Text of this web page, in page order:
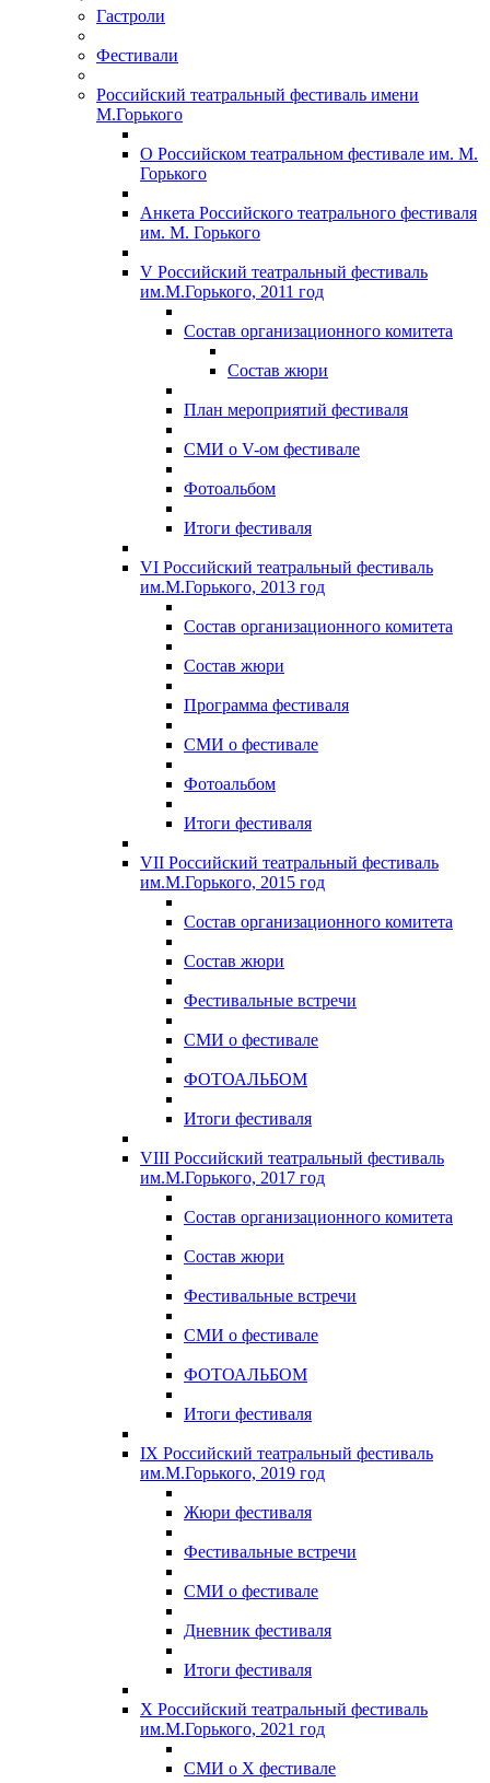
Гастроли
Фестивали
Российский театральный фестиваль имени
М.Горького
О Российском театральном фестивале им. М.
Горького
Анкета Российского театрального фестиваля
им. М. Горького
V Российский театральный фестиваль
им.М.Горького, 2011 год
Состав организационного комитета
Состав жюри
План мероприятий фестиваля
СМИ о V-ом фестивале
Фотоальбом
Итоги фестиваля
VI Российский театральный фестиваль
им.М.Горького, 2013 год
Состав организационного комитета
Состав жюри
Программа фестиваля
СМИ о фестивале
Фотоальбом
Итоги фестиваля
VII Российский театральный фестиваль
им.М.Горького, 2015 год
Состав организационного комитета
Состав жюри
Фестивальные встречи
СМИ о фестивале
ФОТОАЛЬБОМ
Итоги фестиваля
VIII Российский театральный фестиваль
им.М.Горького, 2017 год
Состав организационного комитета
Состав жюри
Фестивальные встречи
СМИ о фестивале
ФОТОАЛЬБОМ
Итоги фестиваля
IX Российский театральный фестиваль
им.М.Горького, 2019 год
Жюри фестиваля
Фестивальные встречи
СМИ о фестивале
Дневник фестиваля
Итоги фестиваля
X Российский театральный фестиваль
им.М.Горького, 2021 год
СМИ о X фестивале